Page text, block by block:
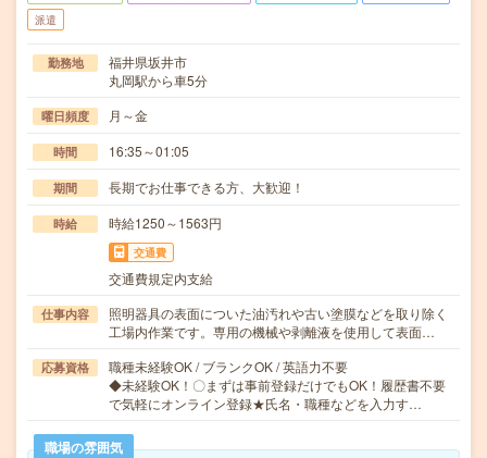
派遣
勤務地
福井県坂井市
丸岡駅から車5分
曜日頻度 月～金
時間 16:35～01:05
期間 長期でお仕事できる方、大歓迎！
時給 時給1250～1563円
交通費
交通費規定内支給
仕事内容
照明器具の表面についた油汚れや古い塗膜などを取り除く
工場内作業です。専用の機械や剥離液を使用して表面…
応募資格
職種未経験OK / ブランクOK / 英語力不要
◆未経験OK！〇まずは事前登録だけでもOK！履歴書不要
で気軽にオンライン登録★氏名・職種などを入力す…
職場の雰囲気